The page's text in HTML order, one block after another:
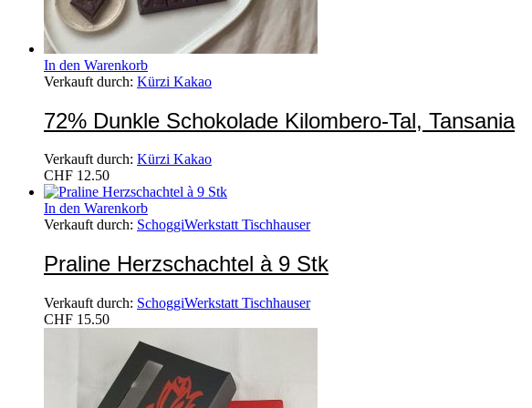
In den Warenkorb
Verkauft durch: Kürzi Kakao
72% Dunkle Schokolade Kilombero-Tal, Tansania
Verkauft durch: Kürzi Kakao
CHF 12.50
In den Warenkorb
Verkauft durch: SchoggiWerkstatt Tischhauser
Praline Herzschachtel à 9 Stk
Verkauft durch: SchoggiWerkstatt Tischhauser
CHF 15.50